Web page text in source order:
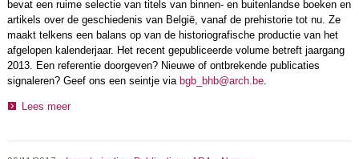
bevat een ruime selectie van titels van binnen- en buitenlandse boeken en
artikels over de geschiedenis van België, vanaf de prehistorie tot nu. Ze
maakt telkens een balans op van de historiografische productie van het
afgelopen kalenderjaar. Het recent gepubliceerde volume betreft jaargang
2013. Een referentie doorgeven? Nieuwe of ontbrekende publicaties
signaleren? Geef ons een seintje via bgb_bhb@arch.be.
Lees meer